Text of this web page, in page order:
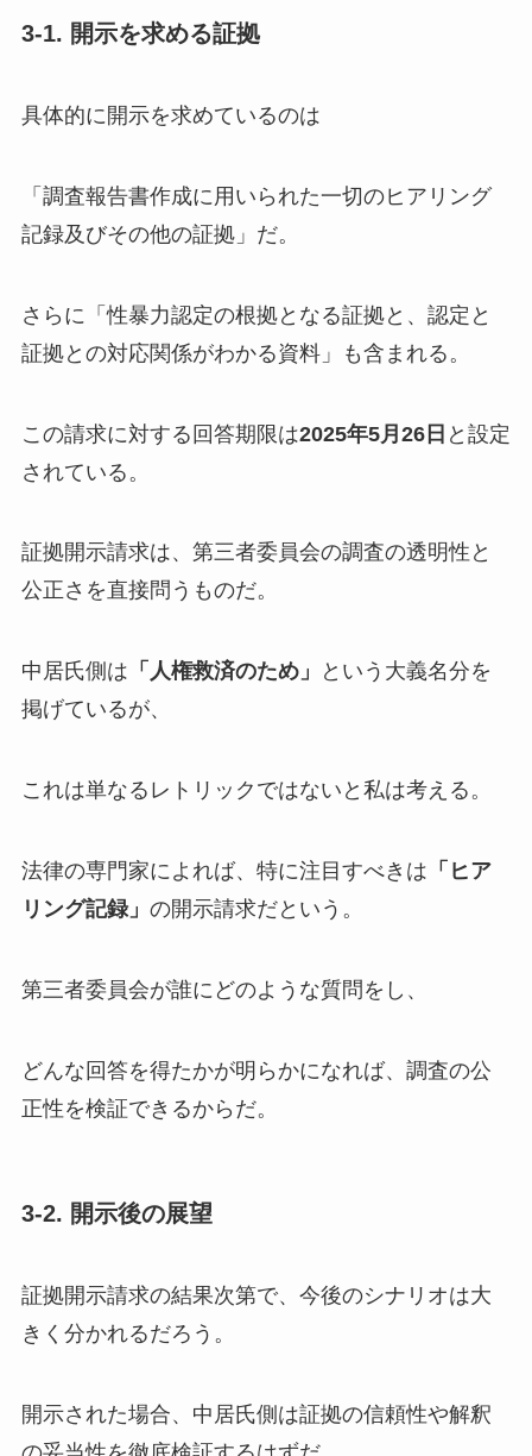
3-1. 開示を求める証拠
具体的に開示を求めているのは
「調査報告書作成に用いられた一切のヒアリング
記録及びその他の証拠」だ。
さらに「性暴力認定の根拠となる証拠と、認定と
証拠との対応関係がわかる資料」も含まれる。
この請求に対する回答期限は2025年5月26日 と設定
されている。
証拠開示請求は、第三者委員会の調査の透明性と
公正さを直接問うものだ。
中居氏側は 「人権救済のため」
という大義名分を
掲げているが、
これは単なるレトリックではないと私は考える。
法律の専門家によれば、特に注目すべきは 「ヒア
リング記録」 の開示請求だという。
第三者委員会が誰にどのような質問をし、
どんな回答を得たかが明らかになれば、調査の公
正性を検証できるからだ。
3-2. 開示後の展望
証拠開示請求の結果次第で、今後のシナリオは大
きく分かれるだろう。
開示された場合、中居氏側は証拠の信頼性や解釈